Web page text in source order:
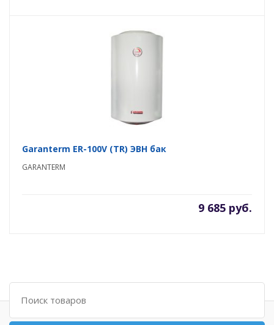
Garanterm ER-100V (TR) ЭВН бак
GARANTERM
9 685 руб.
Поиск